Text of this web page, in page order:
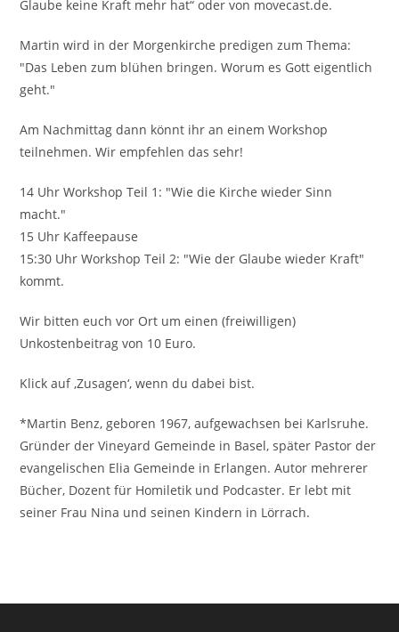
Glaube keine Kraft mehr hat“ oder von movecast.de.
Martin wird in der Morgenkirche predigen zum Thema:
"Das Leben zum blühen bringen. Worum es Gott eigentlich
geht."
Am Nachmittag dann könnt ihr an einem Workshop
teilnehmen. Wir empfehlen das sehr!
14 Uhr Workshop Teil 1: "Wie die Kirche wieder Sinn
macht."
15 Uhr Kaffeepause
15:30 Uhr Workshop Teil 2: "Wie der Glaube wieder Kraft"
kommt.
Wir bitten euch vor Ort um einen (freiwilligen)
Unkostenbeitrag von 10 Euro.
Klick auf ‚Zusagen‘, wenn du dabei bist.
*Martin Benz, geboren 1967, aufgewachsen bei Karlsruhe.
Gründer der Vineyard Gemeinde in Basel, später Pastor der
evangelischen Elia Gemeinde in Erlangen. Autor mehrerer
Bücher, Dozent für Homiletik und Podcaster. Er lebt mit
seiner Frau Nina und seinen Kindern in Lörrach.